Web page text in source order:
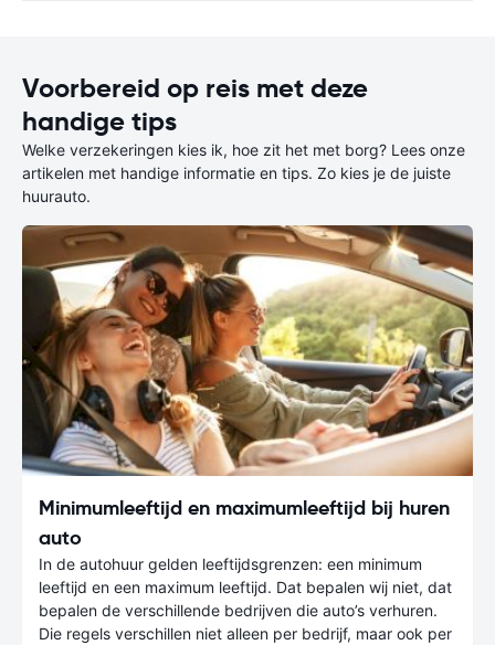
Voorbereid op reis met deze
handige tips
Welke verzekeringen kies ik, hoe zit het met borg? Lees onze
artikelen met handige informatie en tips. Zo kies je de juiste
huurauto.
Minimumleeftijd en maximumleeftijd bij huren
auto
In de autohuur gelden leeftijdsgrenzen: een minimum
leeftijd en een maximum leeftijd. Dat bepalen wij niet, dat
bepalen de verschillende bedrijven die auto’s verhuren.
Die regels verschillen niet alleen per bedrijf, maar ook per